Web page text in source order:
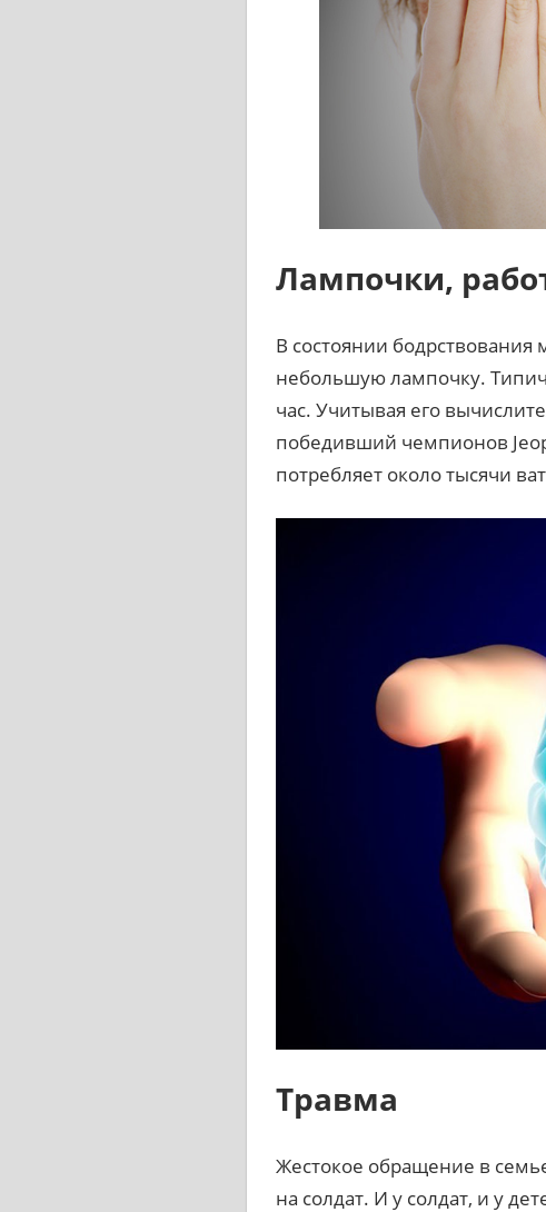
Лампочки,
В состоянии бодрствования
небольшую лампочку.
час. Учитывая его
победивший чемпионов
потребляет около тысячи
Травма
Жестокое обращение в
на солдат. И у солдат, и у